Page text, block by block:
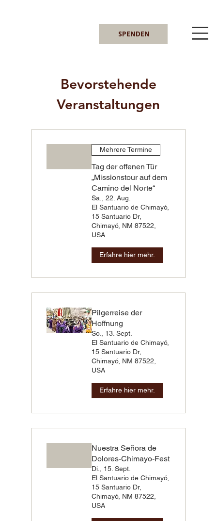
SPENDEN
Bevorstehende
Veranstaltungen
Mehrere Termine
Tag der offenen Tür
„Missionstour auf dem
Camino del Norte“
Sa., 22. Aug.
El Santuario de Chimayó,
15 Santuario Dr,
Chimayó, NM 87522,
USA
Erfahre hier mehr.
Pilgerreise der
Hoffnung
So., 13. Sept.
El Santuario de Chimayó,
15 Santuario Dr,
Chimayó, NM 87522,
USA
Erfahre hier mehr.
Nuestra Señora de
Dolores-Chimayo-Fest
Di., 15. Sept.
El Santuario de Chimayó,
15 Santuario Dr,
Chimayó, NM 87522,
USA